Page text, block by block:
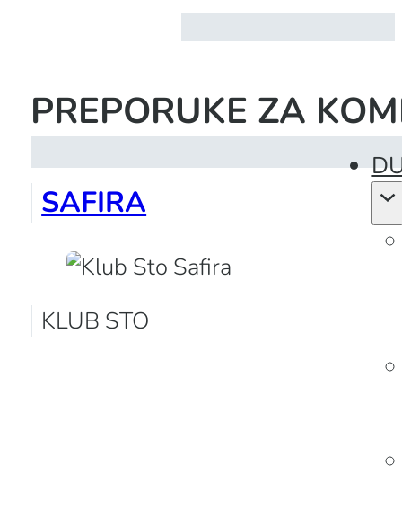
Safira komoda oplemeniće vaš
PREPORUKE ZA
SAFIRA